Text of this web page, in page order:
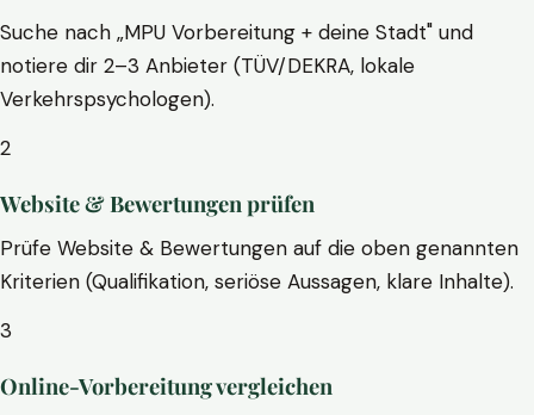
Suche nach „MPU Vorbereitung + deine Stadt" und
notiere dir 2–3 Anbieter (TÜV/DEKRA, lokale
Verkehrspsychologen).
2
Website & Bewertungen prüfen
Prüfe Website & Bewertungen auf die oben genannten
Kriterien (Qualifikation, seriöse Aussagen, klare Inhalte).
3
Online-Vorbereitung vergleichen